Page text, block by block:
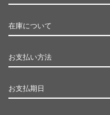
在庫について
お支払い方法
お支払期日